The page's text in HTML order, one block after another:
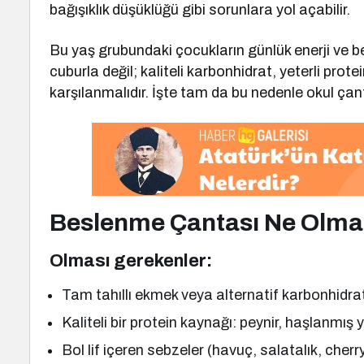
bağışıklık düşüklüğü gibi sorunlara yol açabilir.
Bu yaş grubundaki çocukların günlük enerji ve
cuburla değil; kaliteli karbonhidrat, yeterli
karşılanmalıdır. İşte tam da bu nedenle okul
Beslenme Çantası Ne
Olması gerekenler:
Tam tahıllı ekmek veya alternatif
Kaliteli bir protein kaynağı: peynir,
Bol lif içeren sebzeler (havuç, salatalık,